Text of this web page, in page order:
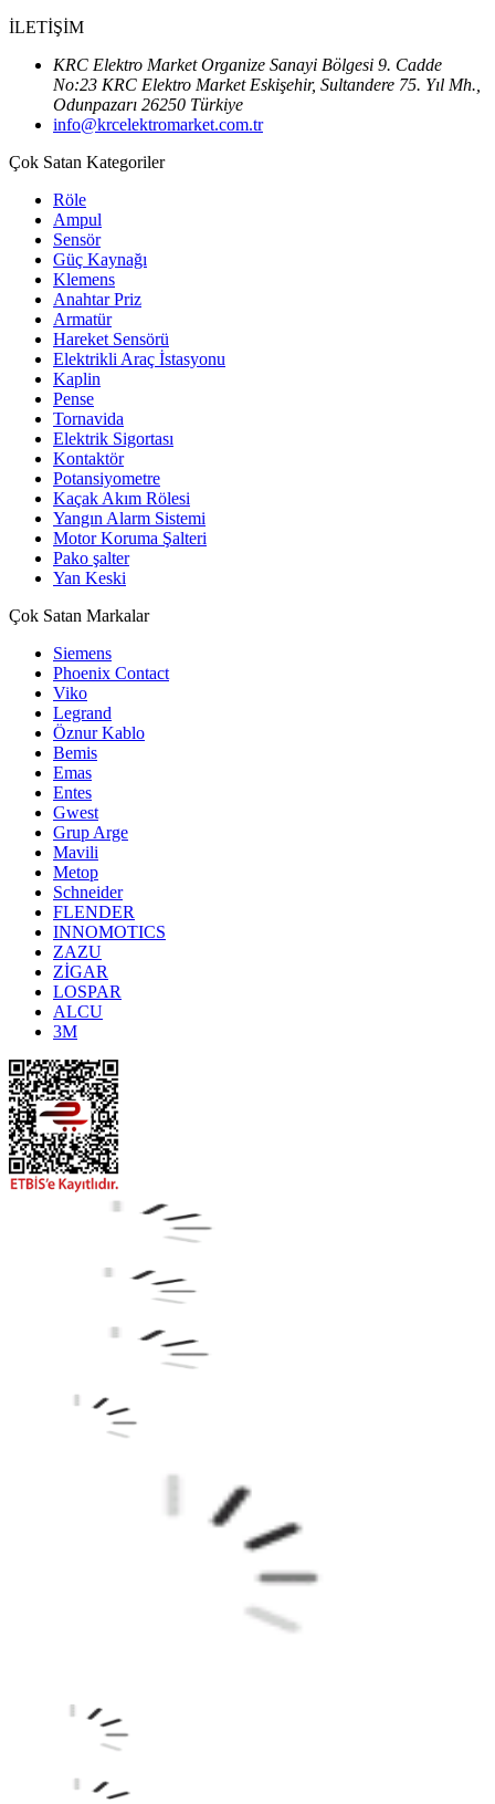
İLETİŞİM
KRC Elektro Market Organize Sanayi Bölgesi 9. Cadde
No:23 KRC Elektro Market Eskişehir, Sultandere 75. Yıl Mh.,
Odunpazarı 26250 Türkiye
info@krcelektromarket.com.tr
Çok Satan Kategoriler
Röle
Ampul
Sensör
Güç Kaynağı
Klemens
Anahtar Priz
Armatür
Hareket Sensörü
Elektrikli Araç İstasyonu
Kaplin
Pense
Tornavida
Elektrik Sigortası
Kontaktör
Potansiyometre
Kaçak Akım Rölesi
Yangın Alarm Sistemi
Motor Koruma Şalteri
Pako şalter
Yan Keski
Çok Satan Markalar
Siemens
Phoenix Contact
Viko
Legrand
Öznur Kablo
Bemis
Emas
Entes
Gwest
Grup Arge
Mavili
Metop
Schneider
FLENDER
INNOMOTICS
ZAZU
ZİGAR
LOSPAR
ALCU
3M